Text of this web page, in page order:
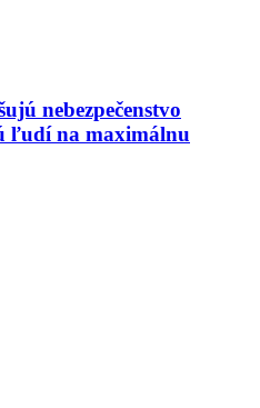
nebezpečenstvo
ľudí na maximálnu